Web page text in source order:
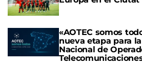
«AOTEC somos
nueva etapa para
Nacional de